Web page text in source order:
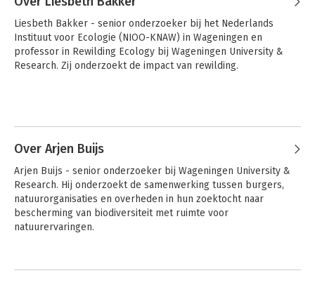
Liesbeth Bakker - senior onderzoeker bij het Nederlands
Instituut voor Ecologie (NIOO-KNAW) in Wageningen en
professor in Rewilding Ecology bij Wageningen University &
Research. Zij onderzoekt de impact van rewilding.
Over Arjen Buijs
Arjen Buijs - senior onderzoeker bij Wageningen University &
Research. Hij onderzoekt de samenwerking tussen burgers,
natuurorganisaties en overheden in hun zoektocht naar
bescherming van biodiversiteit met ruimte voor
natuurervaringen.